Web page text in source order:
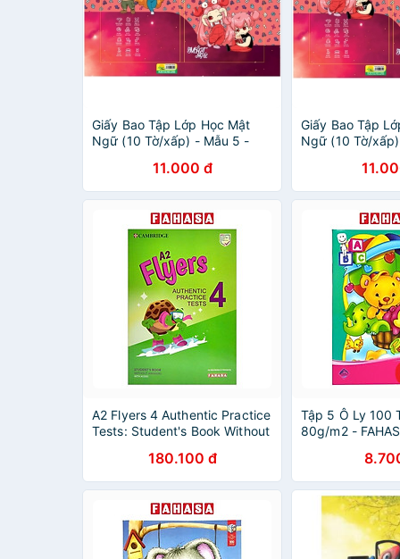
Giấy Bao Tập Lớp Học Mật
Ngữ (10 Tờ/xấp) - Mẫu 5 -
11.000 đ
Giấy Bao Tập
Ngữ (10 Tờ/
A2 Flyers 4 Authentic Practice
Tests: Student's Book Without
Reprint Edition180.100 đ
Tập 5 Ô Ly 100
80g/m2 -